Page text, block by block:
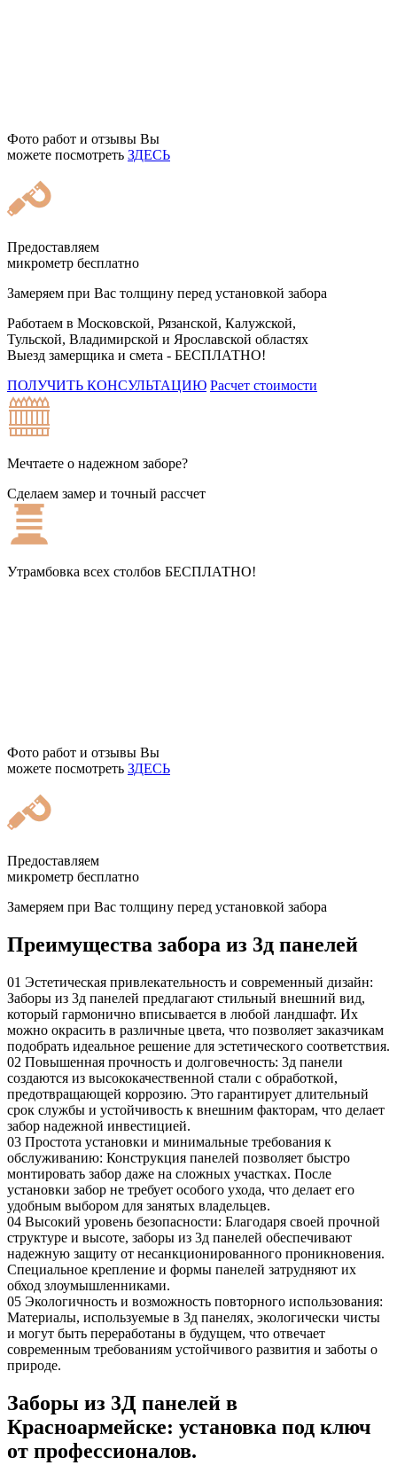
Фото работ и отзывы Вы
можете посмотреть ЗДЕСЬ
Предоставляем
микрометр бесплатно
Замеряем при Вас толщину перед установкой забора
Работаем в Московской, Рязанской, Калужской,
Тульской, Владимирской и Ярославской областях
Выезд замерщика и смета - БЕСПЛАТНО!
ПОЛУЧИТЬ КОНСУЛЬТАЦИЮ Расчет стоимости
Мечтаете о надежном заборе?
Сделаем замер и точный рассчет
Утрамбовка всех столбов БЕСПЛАТНО!
Фото работ и отзывы Вы
можете посмотреть ЗДЕСЬ
Предоставляем
микрометр бесплатно
Замеряем при Вас толщину перед установкой забора
Преимущества забора из 3д панелей
01 Эстетическая привлекательность и современный дизайн:
Заборы из 3д панелей предлагают стильный внешний вид,
который гармонично вписывается в любой ландшафт. Их
можно окрасить в различные цвета, что позволяет заказчикам
подобрать идеальное решение для эстетического соответствия.
02 Повышенная прочность и долговечность: 3д панели
создаются из высококачественной стали с обработкой,
предотвращающей коррозию. Это гарантирует длительный
срок службы и устойчивость к внешним факторам, что делает
забор надежной инвестицией.
03 Простота установки и минимальные требования к
обслуживанию: Конструкция панелей позволяет быстро
монтировать забор даже на сложных участках. После
установки забор не требует особого ухода, что делает его
удобным выбором для занятых владельцев.
04 Высокий уровень безопасности: Благодаря своей прочной
структуре и высоте, заборы из 3д панелей обеспечивают
надежную защиту от несанкционированного проникновения.
Специальное крепление и формы панелей затрудняют их
обход злоумышленниками.
05 Экологичность и возможность повторного использования:
Материалы, используемые в 3д панелях, экологически чисты
и могут быть переработаны в будущем, что отвечает
современным требованиям устойчивого развития и заботы о
природе.
Заборы из 3Д панелей в
Красноармейске: установка под ключ
от профессионалов.